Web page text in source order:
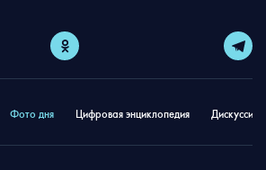
Фото дня Цифровая энциклопедия